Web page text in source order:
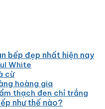
bếp đẹp nhất hiện nay
White
cừ
hoàng gia
thạch đen chỉ trắng
như thế nào?